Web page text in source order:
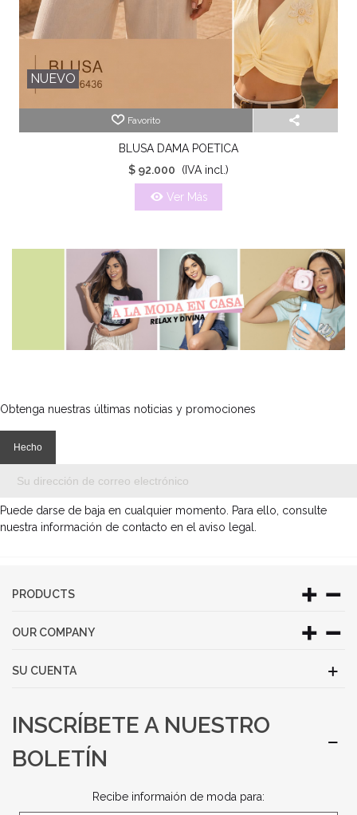
NUEVO
Favorito
BLUSA DAMA POETICA
$ 92.000
(IVA incl.)
Ver Más
Obtenga nuestras últimas noticias y promociones
Puede darse de baja en cualquier momento. Para ello, consulte
nuestra información de contacto en el aviso legal.
PRODUCTS
OUR COMPANY
SU CUENTA
INSCRÍBETE A NUESTRO
BOLETÍN
Recibe informaión de moda para: